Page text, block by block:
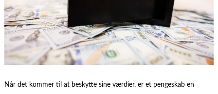
Når det kommer til at beskytte sine værdier, er et pengeskab en